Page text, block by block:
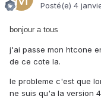
Posté(e) 4
bonjour a tous
j'ai passe mon htcone
de ce cote la.
le probleme c'est que
ne suis qu'a la version